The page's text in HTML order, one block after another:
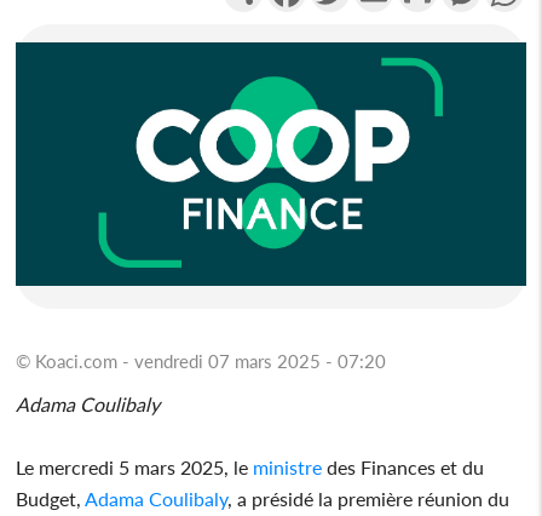
© Koaci.com - vendredi 07 mars 2025 - 07:20
Adama Coulibaly
Le mercredi 5 mars 2025, le ministre des Finances et du
Budget, Adama Coulibaly, a présidé la première réunion du